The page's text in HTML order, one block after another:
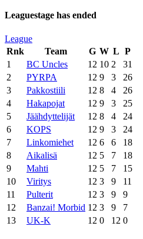
Leaguestage has ended
League
Rnk
Team G W L P
1
BC Uncles 12 10 2
31
2
PYRPA 12 9 3
26
3
Pakkostiili 12 8 4
26
4
Hakapojat 12 9 3
25
5
Jäähdyttelijät 12 8 4
24
6
KOPS 12 9 3
24
7
Linkomiehet 12 6 6
18
8
Aikalisä 12 5 7
18
9
Mahti 12 5 7
15
10
Viritys 12 3 9
11
11
Pulterit 12 3 9
9
12
Banzai! Morbid 12 3 9
7
13
UK-K 12 0 12 0